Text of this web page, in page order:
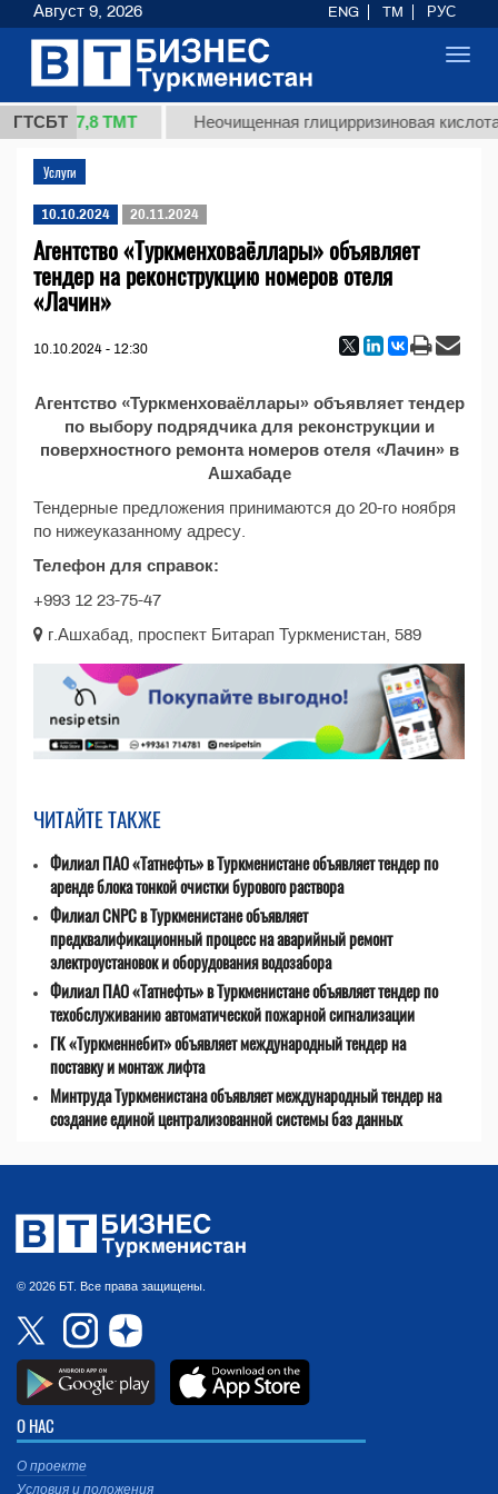
ГТСБТ
(кг.) 37,8 ТМТ Неочищенная глицирризиновая
Услуги
10.10.2024 20.11.2024
Агентство «Туркменховаёллары» объявляет
тендер на реконструкцию номеров отеля
«Лачин»
10.10.2024 - 12:30
Агентство «Туркменховаёллары» объявляет тендер
по выбору подрядчика для реконструкции и
поверхностного ремонта номеров отеля «Лачин» в
Ашхабаде
Тендерные предложения принимаются до 20-го ноября
по нижеуказанному адресу.
Телефон для справок:
+993 12 23-75-47
г.Ашхабад, проспект Битарап Туркменистан, 589
ЧИТАЙТЕ ТАКЖЕ
Филиал ПАО «Татнефть» в Туркменистане объявляет тендер по
аренде блока тонкой очистки бурового раствора
Филиал CNPC в Туркменистане объявляет
предквалификационный процесс на аварийный ремонт
электроустановок и оборудования водозабора
Филиал ПАО «Татнефть» в Туркменистане объявляет тендер по
техобслуживанию автоматической пожарной сигнализации
ГК «Туркменнебит» объявляет международный тендер на
поставку и монтаж лифта
Минтруда Туркменистана объявляет международный тендер на
создание единой централизованной системы баз данных
© 2026 БТ. Все права защищены.
О НАС
О проекте
Условия и положения
Август 9, 2026 ENG TM РУС